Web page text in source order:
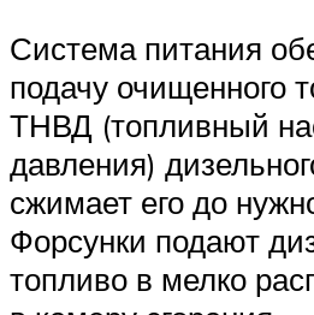
Система питания
подачу очищенного
ТНВД (топливный
давления)
сжимает его до
Форсунки подают
топливо в мелко